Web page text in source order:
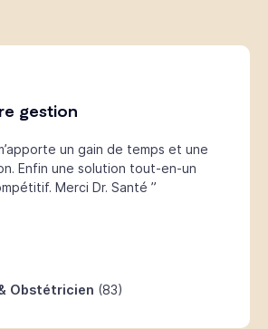
gestion
un gain de temps et une
Enfin une solution tout-en-un
Merci Dr. Santé ”
Obstétricien (83)